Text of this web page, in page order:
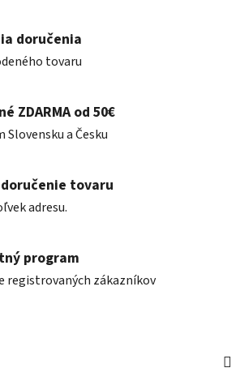
doručenia
tovaru
ZDARMA od 50€
Slovensku a Česku
tovaru
adresu.
program
registrovaných zákazníkov